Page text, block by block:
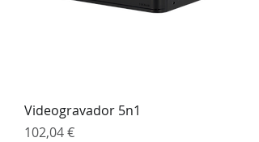
Videogravador 5n1
Preço
102,04 €